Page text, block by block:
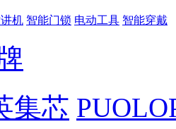
机 智能门锁 电动工具 智能穿戴
集芯